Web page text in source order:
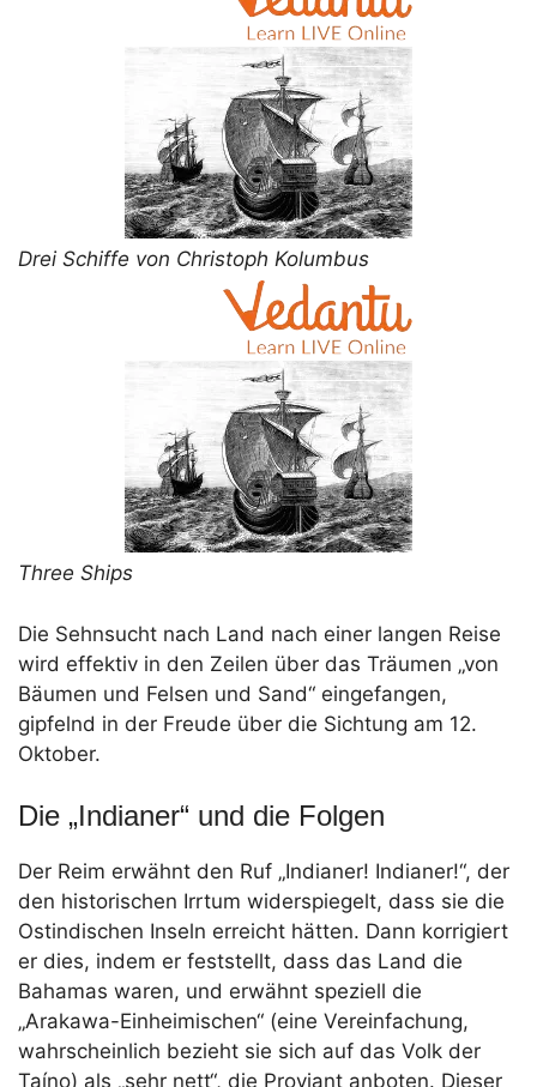
Drei Schiffe von Christoph Kolumbus
Three Ships
Die Sehnsucht nach Land nach einer langen Reise
wird effektiv in den Zeilen über das Träumen „von
Bäumen und Felsen und Sand“ eingefangen,
gipfelnd in der Freude über die Sichtung am 12.
Oktober.
Die „Indianer“ und die Folgen
Der Reim erwähnt den Ruf „Indianer! Indianer!“, der
den historischen Irrtum widerspiegelt, dass sie die
Ostindischen Inseln erreicht hätten. Dann korrigiert
er dies, indem er feststellt, dass das Land die
Bahamas waren, und erwähnt speziell die
„Arakawa-Einheimischen“ (eine Vereinfachung,
wahrscheinlich bezieht sie sich auf das Volk der
Taíno) als „sehr nett“, die Proviant anboten. Dieser